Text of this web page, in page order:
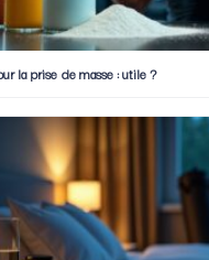
la prise de masse : utile ?